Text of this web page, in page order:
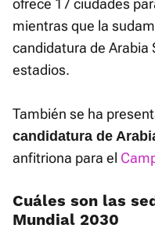
ofrece 17 ciudades
mientras que la
candidatura de Arabia
estadios.
También se ha
candidatura de
anfitriona para el
Cuáles son las
Mundial 2030